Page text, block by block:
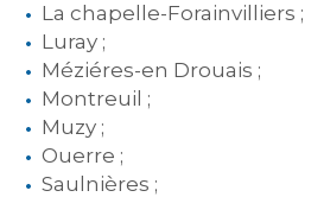
La chapelle-Forainvilliers ;
Luray ;
Méziéres-en Drouais ;
Montreuil ;
Muzy ;
Ouerre ;
Saulnières ;